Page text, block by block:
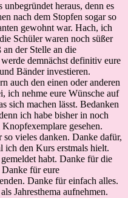
heraus, denn es
nach dem Stopfen sogar so
gewohnt war. Hach, ich
Schüler waren noch süßer
der Stelle an die
demnächst definitiv eure
Bänder investieren.
auch den einen oder anderen
ich nehme eure Wünsche auf
sich machen lässt. Bedanken
ich habe bisher in noch
gesehen.
vieles danken. Danke dafür,
ich den Kurs erstmals hielt.
habt. Danke für die
für eure
Danke für einfach alles.
Jahresthema aufnehmen.